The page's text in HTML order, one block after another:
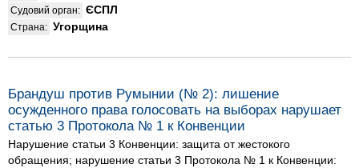
Судовий орган: ЄСПЛ
Страна: Угорщина
Брандуш против Румынии (№ 2): лишение
осужденного права голосовать на выборах нарушает
статью 3 Протокола № 1 к Конвенции
Нарушение статьи 3 Конвенции: защита от жестокого
обращения; нарушение статьи 3 Протокола № 1 к Конвенции: